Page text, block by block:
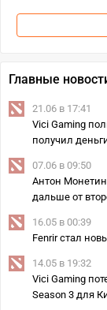
Главные
21.06 в 17:41
Vici Gaming
получил
07.06 в 09:50
Антон
дальше от
16.05 в 00:39
Fenrir стал
14.05 в 19:32
Vici Gaming
Season 3 для